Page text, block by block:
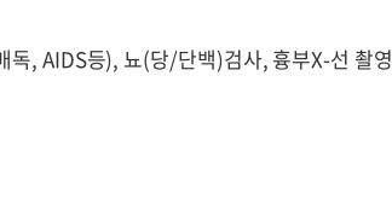
, AIDS등), 뇨(당/단백)검사, 흉부X-선 촬영